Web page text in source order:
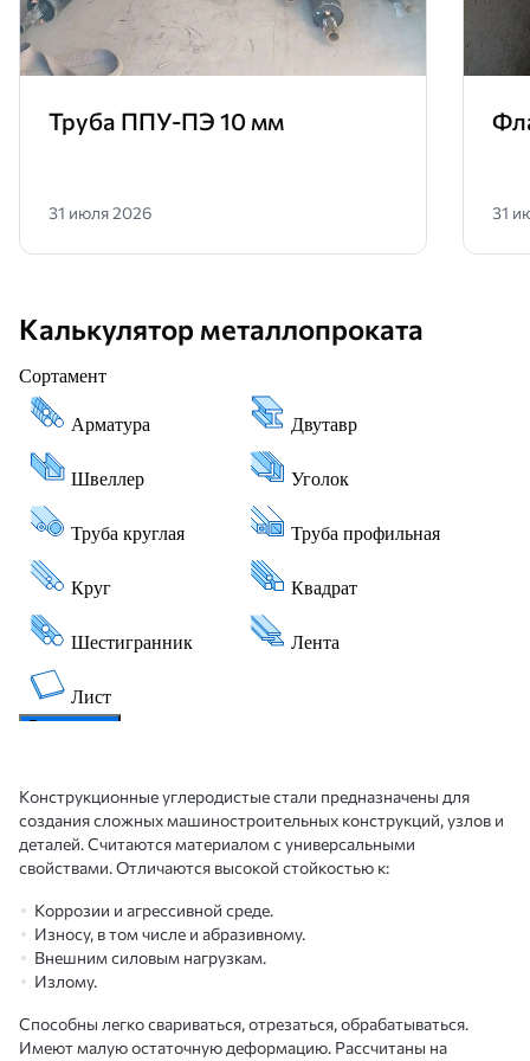
Труба ППУ-ПЭ 10 мм
31 июля 2026 31
Калькулятор металлопроката
Конструкционные углеродистые стали предназначены для
создания сложных машиностроительных конструкций, узлов и
деталей. Считаются материалом с универсальными
свойствами. Отличаются высокой стойкостью к:
Коррозии и агрессивной среде.
Износу, в том числе и абразивному.
Внешним силовым нагрузкам.
Излому.
Способны легко свариваться, отрезаться, обрабатываться.
Имеют малую остаточную деформацию. Рассчитаны на